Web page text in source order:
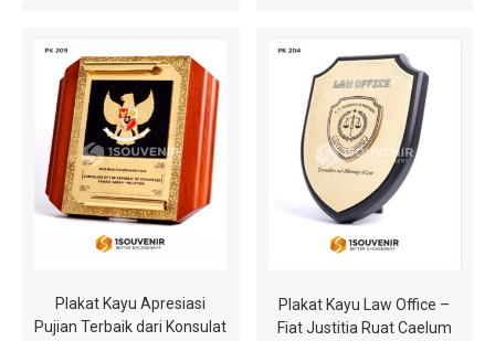
Plakat Kayu Apresiasi
Pujian Terbaik dari Konsulat
Plakat Kayu Law Office –
Fiat Justitia Ruat Caelum